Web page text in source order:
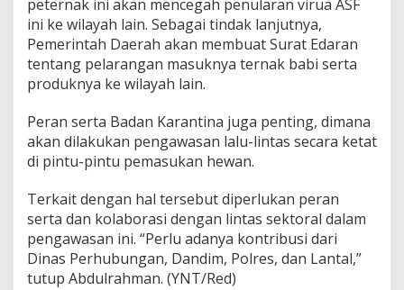
peternak ini akan mencegah penularan virua ASF
ini ke wilayah lain. Sebagai tindak lanjutnya,
Pemerintah Daerah akan membuat Surat Edaran
tentang pelarangan masuknya ternak babi serta
produknya ke wilayah lain.
Peran serta Badan Karantina juga penting, dimana
akan dilakukan pengawasan lalu-lintas secara ketat
di pintu-pintu pemasukan hewan.
Terkait dengan hal tersebut diperlukan peran
serta dan kolaborasi dengan lintas sektoral dalam
pengawasan ini. “Perlu adanya kontribusi dari
Dinas Perhubungan, Dandim, Polres, dan Lantal,”
tutup Abdulrahman. (YNT/Red)